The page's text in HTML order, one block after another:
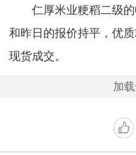
仁厚米业粳稻二级的
和昨日的报价持平，优
现货成交。
加